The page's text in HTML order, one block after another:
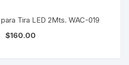
Tira LED 2Mts. WAC-019
$160.00